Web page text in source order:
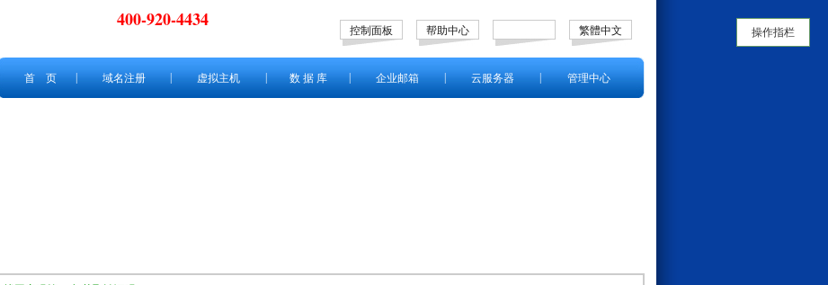
400-920-4434 控制面板 帮助中心 繁體中文
首 页 域名注册 虚拟主机 数 据 库 企业邮箱 云服务器 管理中心
操作指栏